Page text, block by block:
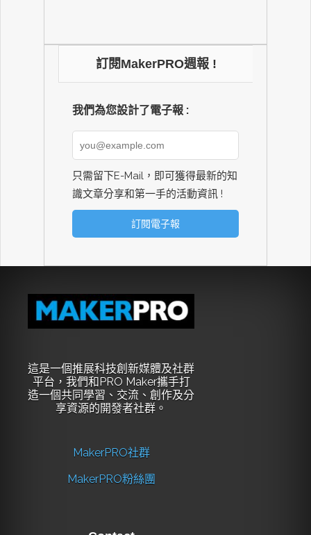
訂閱MakerPRO週報 !
我們為您設計了電子報 :
只需留下E-Mail，即可獲得最新的知
識文章分享和第一手的活動資訊 !
這是一個推展科技創新媒體及社群
平台，我們和PRO Maker攜手打
造一個共同學習、交流、創作及分
享資源的開發者社群。
MakerPRO社群
MakerPRO粉絲團